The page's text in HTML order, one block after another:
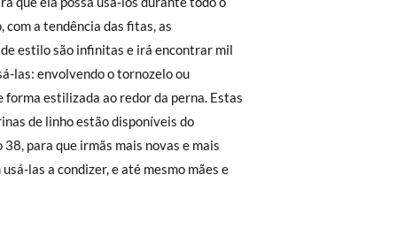
Urgente (1 a 2 dias úteis para
30 €, o envio terá um custo de 2,95 €
não lhe servirem, basta ir à secção de
equipa de Atendimento ao Cliente
sem gastos e em poucos dias!
Não tem que se preocupar com nada.
21,7 22,3 22,9